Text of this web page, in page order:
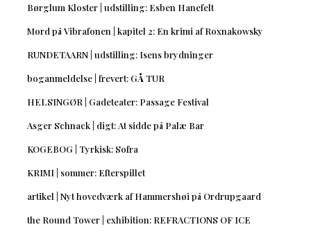
Børglum Kloster | udstilling: Esben Hanefelt
Mord på Vibrafonen | kapitel 2: En krimi af Roxnakowsky
RUNDETAARN | udstilling: Isens brydninger
boganmeldelse | frevert: GÅ TUR
HELSINGØR | Gadeteater: Passage Festival
Asger Schnack | digt: At sidde på Palæ Bar
KOGEBOG | Tyrkisk: Sofra
KRIMI | sommer: Efterspillet
artikel | Nyt hovedværk af Hammershøi på Ordrupgaard
the Round Tower | exhibition: REFRACTIONS OF ICE